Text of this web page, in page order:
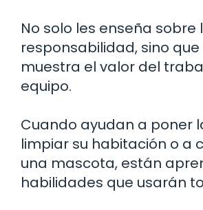
No solo les enseña sobre
responsabilidad, sino
muestra el valor del
equipo.
Cuando ayudan a poner
limpiar su habitación o a
una mascota, están
habilidades que usarán